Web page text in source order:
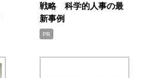
戦略 科学的人事の最
新事例
PR